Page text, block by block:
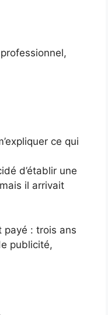
ce qui
d’établir une
il arrivait
payé : trois ans
publicité,